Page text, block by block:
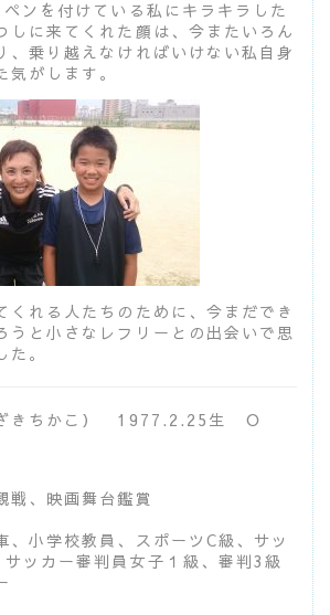
ンを付けている私にキラキラした
しに来てくれた顔は、今またいろん
、乗り越えなければいけない私自身
がします。
くれる人たちのために、今まだでき
うと小さなレフリーとの出会いで思
。
きちかこ） 1977.2.25生 Ｏ
戦、映画舞台鑑賞
、小学校教員、スポーツC級、サッ
ッカー審判員女子１級、審判3級